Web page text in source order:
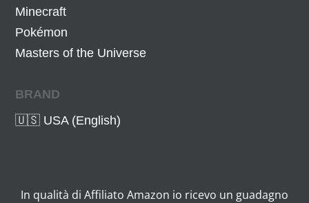
Minecraft
Pokémon
Masters of the Universe
BRAND
🇺🇸 USA (English)
In qualità di Affiliato Amazon io ricevo un guadagno